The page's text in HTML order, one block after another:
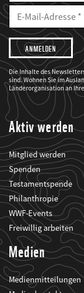
E-
Mailadresse
E-
Adresse
Ich
möchte,
dass
der
WWF
mich
über
seine
Projekte
informiert.
Die Inhalte des
sind. Wohnen Sie im
Länderorganisation an
Aktiv werden
Mitglied werden
Spenden
Testamentspende
Philanthropie
WWF-Events
Freiwillig arbeiten
Medien
Medienmitteilungen